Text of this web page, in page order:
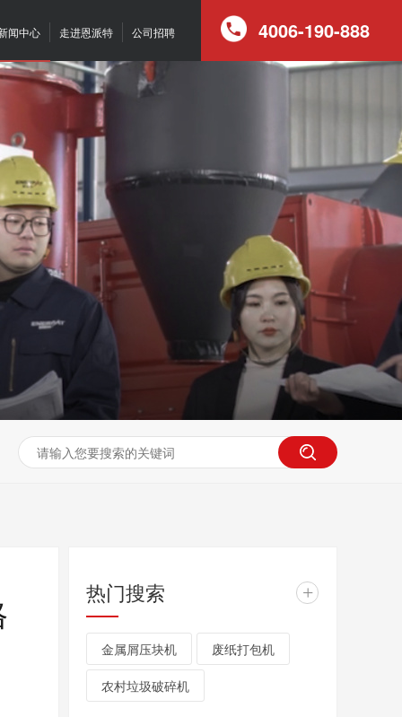
4006-190-888
闻中心 走进恩派特 公司招聘
热门搜索 +
金属屑压块机 废纸打包机
农村垃圾破碎机